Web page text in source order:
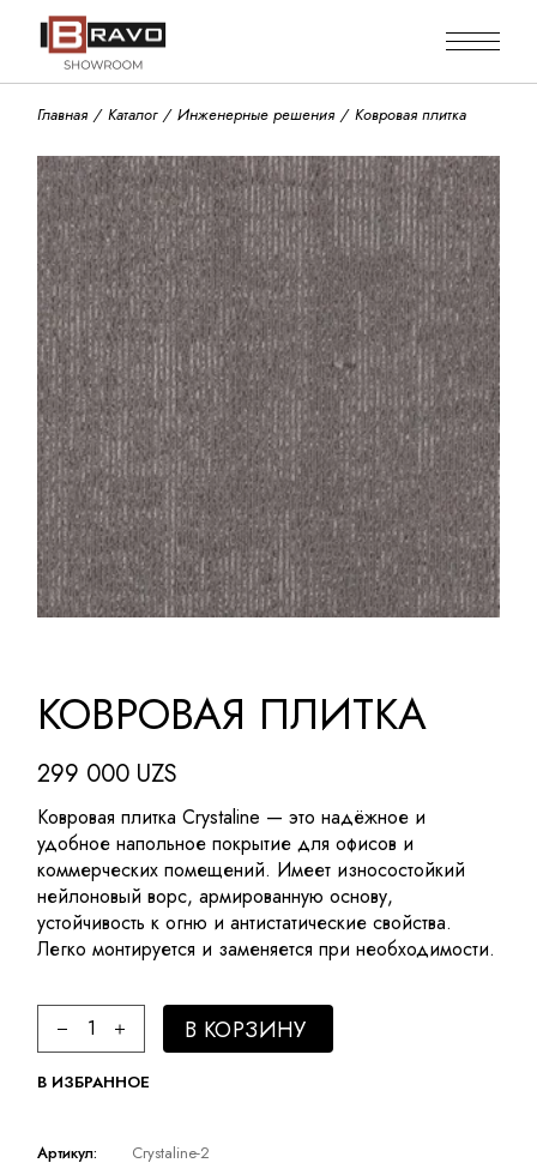
Главная Каталог Инженерные решения Ковровая плитка
КОВРОВАЯ ПЛИТКА
299 000 UZS
Ковровая плитка Crystaline — это надёжное и
удобное напольное покрытие для офисов и
коммерческих помещений. Имеет износостойкий
нейлоновый ворс, армированную основу,
устойчивость к огню и антистатические свойства.
Легко монтируется и заменяется при необходимости.
Ковровая плитка quantity
В КОРЗИНУ
В ИЗБРАННОЕ
Артикул:
Crystaline-2